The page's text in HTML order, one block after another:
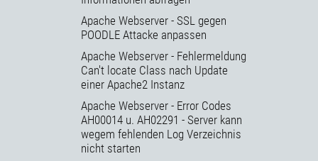
Apache Webserver - SSL gegen
POODLE Attacke anpassen
Apache Webserver - Fehlermeldung
Can't locate Class nach Update
einer Apache2 Instanz
Apache Webserver - Error Codes
AH00014 u. AH02291 - Server kann
wegem fehlenden Log Verzeichnis
nicht starten